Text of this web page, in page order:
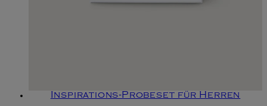
Inspirations-Probeset für Herren